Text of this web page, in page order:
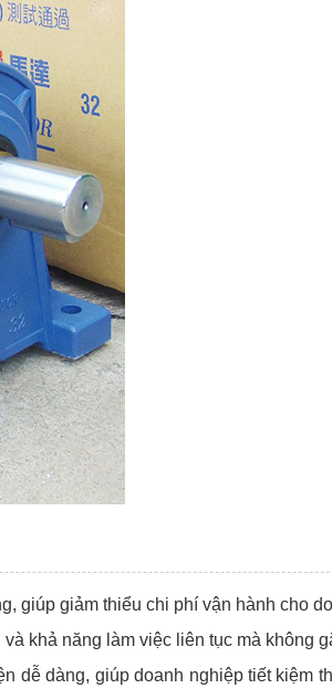
giúp giảm thiểu chi phí vận hành cho
khả năng làm việc liên tục mà không
dễ dàng, giúp doanh nghiệp tiết kiệm